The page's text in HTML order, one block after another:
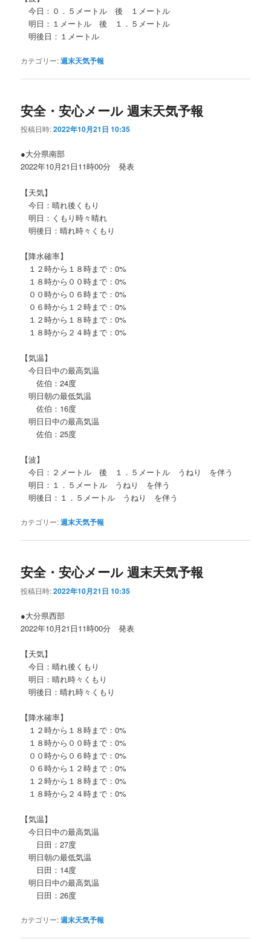
今日：０．５メートル 後 １メートル
明日：１メートル 後 １．５メートル
明後日：１メートル
カテゴリー:週末天気予報
安全・安心メール 週末天気予報
投稿日時:2022年10月21日 10:35
●大分県南部
2022年10月21日11時00分 発表
【天気】
今日：晴れ後くもり
明日：くもり時々晴れ
明後日：晴れ時々くもり
【降水確率】
１２時から１８時まで：0%
１８時から００時まで：0%
００時から０６時まで：0%
０６時から１２時まで：0%
１２時から１８時まで：0%
１８時から２４時まで：0%
【気温】
今日日中の最高気温
佐伯：24度
明日朝の最低気温
佐伯：16度
明日日中の最高気温
佐伯：25度
【波】
今日：２メートル 後 １．５メートル うねり を伴う
明日：１．５メートル うねり を伴う
明後日：１．５メートル うねり を伴う
カテゴリー:週末天気予報
安全・安心メール 週末天気予報
投稿日時:2022年10月21日 10:35
●大分県西部
2022年10月21日11時00分 発表
【天気】
今日：晴れ後くもり
明日：晴れ時々くもり
明後日：晴れ時々くもり
【降水確率】
１２時から１８時まで：0%
１８時から００時まで：0%
００時から０６時まで：0%
０６時から１２時まで：0%
１２時から１８時まで：0%
１８時から２４時まで：0%
【気温】
今日日中の最高気温
日田：27度
明日朝の最低気温
日田：14度
明日日中の最高気温
日田：26度
カテゴリー:週末天気予報